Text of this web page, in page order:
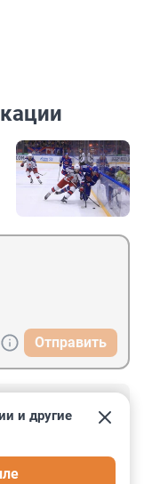
Отправить
играл, всё время
добились
и другие